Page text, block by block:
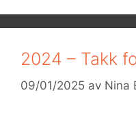
2024 – Takk
09/01/2025 av Nina